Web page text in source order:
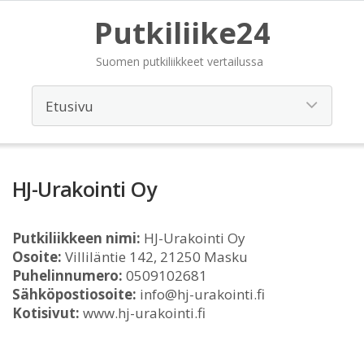
Putkiliike24
Suomen putkiliikkeet vertailussa
HJ-Urakointi Oy
Putkiliikkeen nimi: HJ-Urakointi Oy
Osoite: Villiläntie 142, 21250 Masku
Puhelinnumero: 0509102681
Sähköpostiosoite: info@hj-urakointi.fi
Kotisivut: www.hj-urakointi.fi